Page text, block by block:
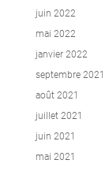
juin 2022
mai 2022
janvier 2022
septembre 2021
août 2021
juillet 2021
juin 2021
mai 2021